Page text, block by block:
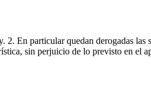
2. En particular quedan derogadas
sin perjuicio de lo previsto en el